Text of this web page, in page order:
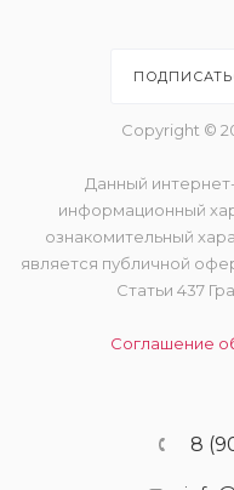
Copyright ©
Данный
информационный
ознакомительный
является публичной
Статьи 437
Соглашение
8